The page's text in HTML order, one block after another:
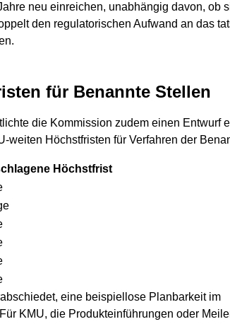
neu einreichen, unabhängig davon, ob
den regulatorischen Aufwand an das
für Benannte Stellen
die Kommission zudem einen Entwurf
weiten Höchstfristen für Verfahren der
Höchstfrist
eine beispiellose Planbarkeit im
KMU, die Produkteinführungen oder